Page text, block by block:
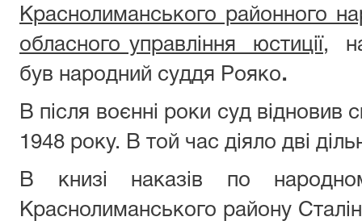
Краснолиманського районного
обласного управління юстиції,
був народний суддя Рояко.
В після воєнні роки суд
1948 року. В той час діяло дві
В книзі наказів по
Краснолиманського району